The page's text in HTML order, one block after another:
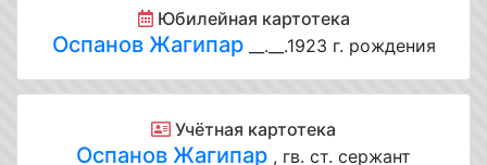
Юбилейная картотека
Оспанов Жагипар __.__.1923 г. рождения
Учётная картотека
Оспанов Жагипар , гв. ст. сержант